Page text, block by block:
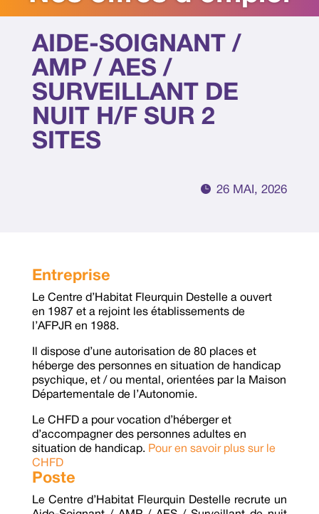
AIDE-SOIGNANT /
AMP / AES /
SURVEILLANT DE
NUIT H/F SUR 2
SITES
 26 MAI, 2026
Entreprise
Le Centre d’Habitat Fleurquin Destelle a ouvert
en 1987 et a rejoint les établissements de
l’AFPJR en 1988.
Il dispose d’une autorisation de 80 places et
héberge des personnes en situation de handicap
psychique, et / ou mental, orientées par la Maison
Départementale de l’Autonomie.
Le CHFD a pour vocation d’héberger et
d’accompagner des personnes adultes en
situation de handicap. Pour en savoir plus sur le
CHFD
Poste
Le Centre d’Habitat Fleurquin Destelle recrute un